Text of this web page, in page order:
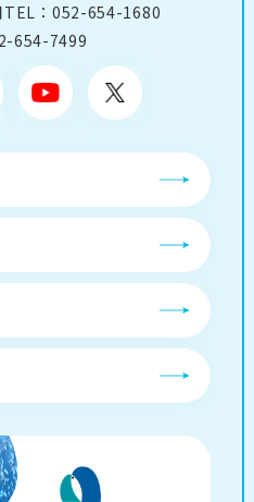
： 052-654-1680
654-7499